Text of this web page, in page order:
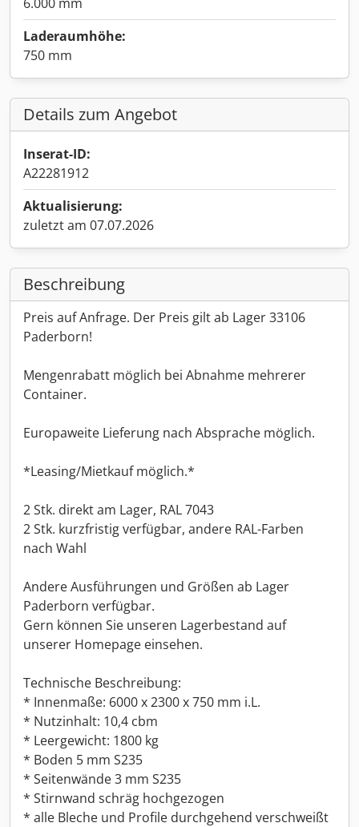
Laderaumhöhe:
750 mm
Details zum Angebot
Inserat-ID:
A22281912
Aktualisierung:
zuletzt am 07.07.2026
Beschreibung
Preis auf Anfrage. Der Preis gilt ab Lager 33106
Paderborn!
Mengenrabatt möglich bei Abnahme mehrerer
Container.
Europaweite Lieferung nach Absprache möglich.
*Leasing/Mietkauf möglich.*
2 Stk. direkt am Lager, RAL 7043
2 Stk. kurzfristig verfügbar, andere RAL-Farben
nach Wahl
Andere Ausführungen und Größen ab Lager
Paderborn verfügbar.
Gern können Sie unseren Lagerbestand auf
unserer Homepage einsehen.
Technische Beschreibung:
* Innenmaße: 6000 x 2300 x 750 mm i.L.
* Nutzinhalt: 10,4 cbm
* Leergewicht: 1800 kg
* Boden 5 mm S235
* Seitenwände 3 mm S235
* Stirnwand schräg hochgezogen
* alle Bleche und Profile durchgehend verschweißt